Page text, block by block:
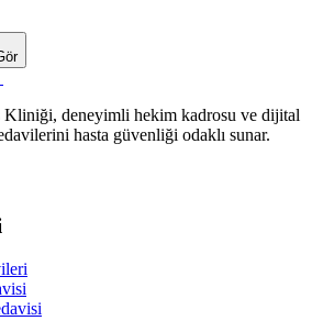
deneyimli hekim kadrosu ve dijital
hasta güvenliği odaklı sunar.